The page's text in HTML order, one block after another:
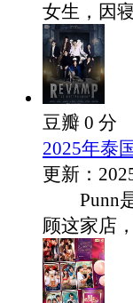
女生，因
豆瓣 0 分
2025年泰
更新：
Punn是
顾这家店